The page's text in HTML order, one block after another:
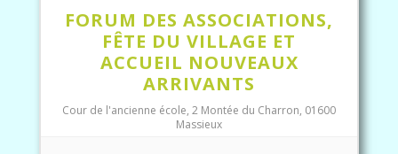
FORUM DES ASSOCIATIONS,
FÊTE DU VILLAGE ET
ACCUEIL NOUVEAUX
ARRIVANTS
Cour de l'ancienne école, 2 Montée du Charron, 01600
Massieux